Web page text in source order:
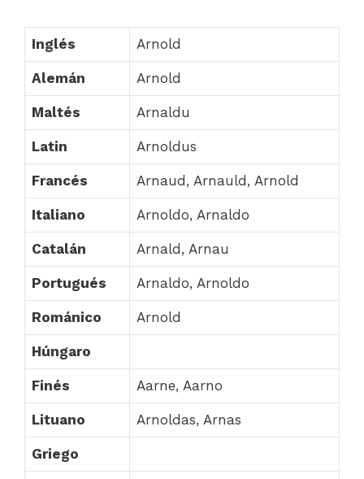
Inglés Arnold
Alemán Arnold
Maltés Arnaldu
Latin Arnoldus
Francés Arnaud, Arnauld, Arnold
Italiano Arnoldo, Arnaldo
Catalán Arnald, Arnau
Portugués Arnaldo, Arnoldo
Románico Arnold
Húngaro
Finés Aarne, Aarno
Lituano Arnoldas, Arnas
Griego